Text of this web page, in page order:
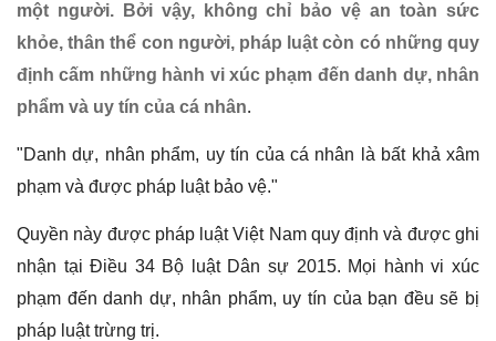
một người. Bởi vậy, không chỉ bảo vệ an toàn sức
khỏe, thân thể con người, pháp luật còn có những quy
định cấm những hành vi xúc phạm đến danh dự, nhân
phẩm và uy tín của cá nhân.
"Danh dự, nhân phẩm, uy tín của cá nhân là bất khả xâm
phạm và được pháp luật bảo vệ."
Quyền này được pháp luật Việt Nam quy định và được ghi
nhận tại Điều 34 Bộ luật Dân sự 2015. Mọi hành vi xúc
phạm đến danh dự, nhân phẩm, uy tín của bạn đều sẽ bị
pháp luật trừng trị.